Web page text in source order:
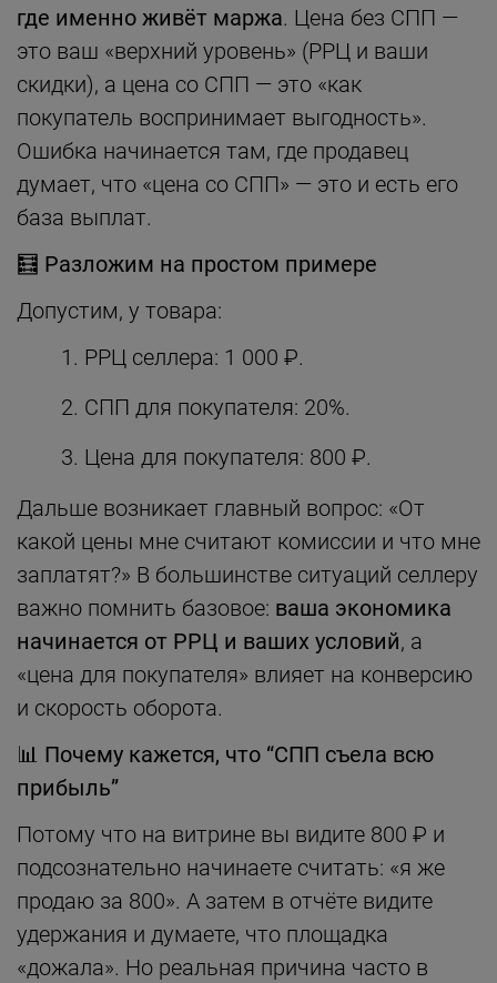
где именно живёт маржа. Цена без СПП —
это ваш «верхний уровень» (РРЦ и ваши
скидки), а цена со СПП — это «как
покупатель воспринимает выгодность».
Ошибка начинается там, где продавец
думает, что «цена со СПП» — это и есть его
база выплат.
🧮 Разложим на простом примере
Допустим, у товара:
РРЦ селлера: 1 000 ₽.
СПП для покупателя: 20%.
Цена для покупателя: 800 ₽.
Дальше возникает главный вопрос: «От
какой цены мне считают комиссии и что мне
заплатят?» В большинстве ситуаций селлеру
важно помнить базовое: ваша экономика
начинается от РРЦ и ваших условий, а
«цена для покупателя» влияет на конверсию
и скорость оборота.
📊 Почему кажется, что “СПП съела всю
прибыль”
Потому что на витрине вы видите 800 ₽ и
подсознательно начинаете считать: «я же
продаю за 800». А затем в отчёте видите
удержания и думаете, что площадка
«дожала». Но реальная причина часто в